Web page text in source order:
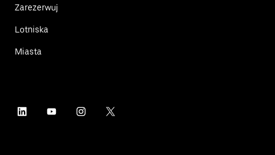
Zarezerwuj
Lotniska
Miasta